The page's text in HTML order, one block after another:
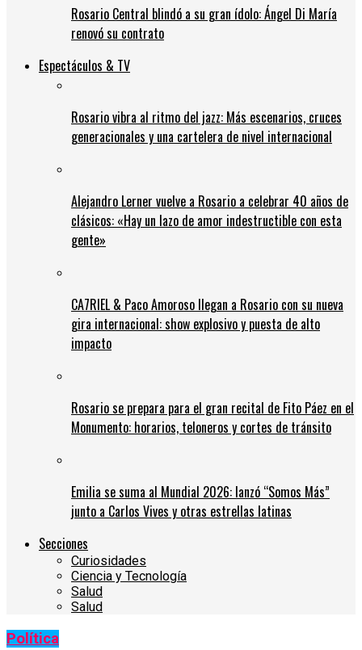
Rosario Central blindó a su gran ídolo: Ángel Di María
renovó su contrato
Espectáculos & TV
Rosario vibra al ritmo del jazz: Más escenarios, cruces
generacionales y una cartelera de nivel internacional
Alejandro Lerner vuelve a Rosario a celebrar 40 años de
clásicos: «Hay un lazo de amor indestructible con esta
gente»
CA7RIEL & Paco Amoroso llegan a Rosario con su nueva
gira internacional: show explosivo y puesta de alto
impacto
Rosario se prepara para el gran recital de Fito Páez en el
Monumento: horarios, teloneros y cortes de tránsito
Emilia se suma al Mundial 2026: lanzó “Somos Más”
junto a Carlos Vives y otras estrellas latinas
Secciones
Curiosidades
Ciencia y Tecnología
Salud
Salud
Política